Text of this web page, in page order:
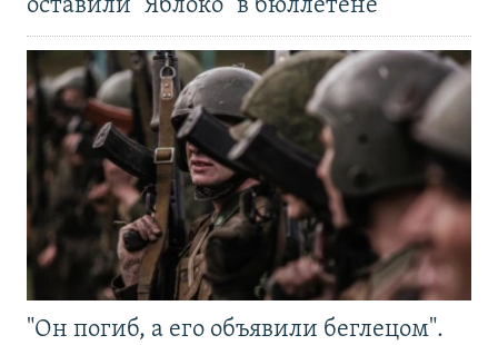
оставили "Яблоко" в бюллетене
"Он погиб, а его объявили беглецом".